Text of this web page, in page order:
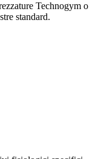
Technogym o
standard.